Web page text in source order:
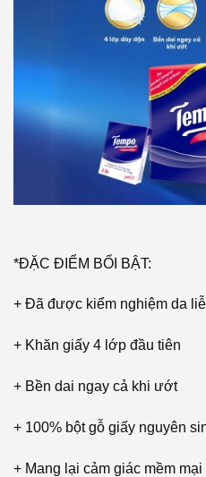
*ĐẶC ĐIỂM BỔI BẬT:
+ Đã được kiểm nghiệm da
+ Khăn giấy 4 lớp đầu tiên
+ Bền dai ngay cả khi ướt
+ 100% bột gỗ giấy nguyên
+ Mang lại cảm giác mềm mại